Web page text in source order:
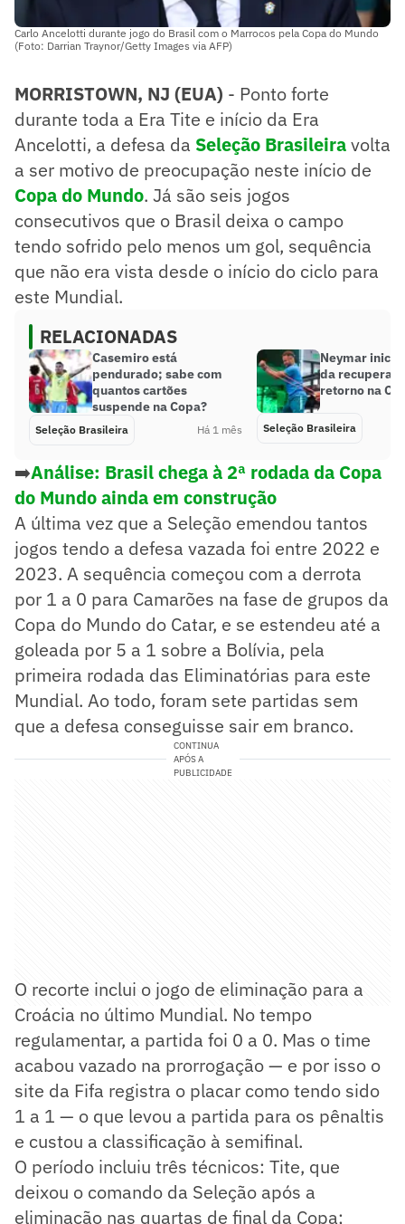
Carlo Ancelotti durante jogo do Brasil com o Marrocos pela Copa do Mundo
(Foto: Darrian Traynor/Getty Images via AFP)
MORRISTOWN, NJ (EUA) - Ponto forte
durante toda a Era Tite e início da Era
Ancelotti, a defesa da Seleção Brasileiravolta
a ser motivo de preocupação neste início de
Copa do Mundo. Já são seis jogos
consecutivos que o Brasil deixa o campo
tendo sofrido pelo menos um gol, sequência
que não era vista desde o início do ciclo para
este Mundial.
RELACIONADAS
Casemiro está
pendurado; sabe com
quantos cartões
suspende na Copa?
Seleção Brasileira Há 1 mês
Neymar inicia
da
retorno na
Seleção Brasileira
➡️Análise: Brasil chega à 2ª rodada da Copa
do Mundo ainda em construção
A última vez que a Seleção emendou tantos
jogos tendo a defesa vazada foi entre 2022 e
2023. A sequência começou com a derrota
por 1 a 0 para Camarões na fase de grupos da
Copa do Mundo do Catar, e se estendeu até a
goleada por 5 a 1 sobre a Bolívia, pela
primeira rodada das Eliminatórias para este
Mundial. Ao todo, foram sete partidas sem
que a defesa conseguisse sair em branco.
CONTINUA
APÓS A
PUBLICIDADE
O recorte inclui o jogo de eliminação para a
Croácia no último Mundial. No tempo
regulamentar, a partida foi 0 a 0. Mas o time
acabou vazado na prorrogação — e por isso o
site da Fifa registra o placar como tendo sido
1 a 1 — o que levou a partida para os pênaltis
e custou a classificação à semifinal.
O período incluiu três técnicos: Tite, que
deixou o comando da Seleção após a
eliminação nas quartas de final da Copa;